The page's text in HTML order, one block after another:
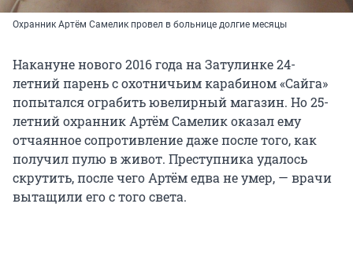
Охранник Артём Самелик провел в больнице долгие месяцы
Накануне нового 2016 года на Затулинке 24-
летний парень с охотничьим карабином «Сайга»
попытался ограбить ювелирный магазин. Но 25-
летний охранник Артём Самелик оказал ему
отчаянное сопротивление даже после того, как
получил пулю в живот. Преступника удалось
скрутить, после чего Артём едва не умер, — врачи
вытащили его с того света.